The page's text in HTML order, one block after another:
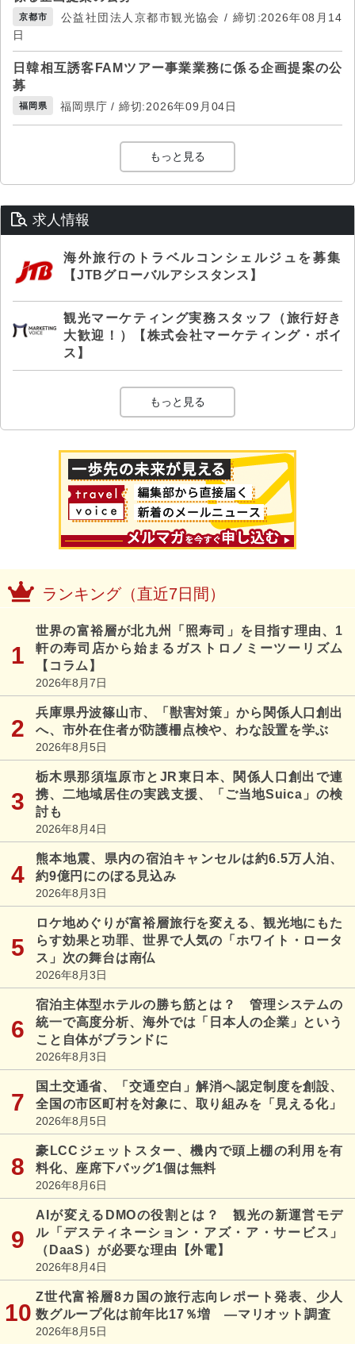
京都市
公益社団法人京都市観光協会 / 締切:2026年08月14
日
日韓相互誘客FAMツアー事業業務に係る企画提案の公
募
福岡県 福岡県庁 / 締切:2026年09月04日
もっと見る
求人情報
海外旅行のトラベルコンシェルジュを募集
【JTBグローバルアシスタンス】
観光マーケティング実務スタッフ（旅行好き
大歓迎！）【株式会社マーケティング・ボイ
ス】
もっと見る
ランキング（直近7日間）
世界の富裕層が北九州「照寿司」を目指す理由、1
軒の寿司店から始まるガストロノミーツーリズム
【コラム】
2026年8月7日
兵庫県丹波篠山市、「獣害対策」から関係人口創出
へ、市外在住者が防護柵点検や、わな設置を学ぶ
2026年8月5日
栃木県那須塩原市とJR東日本、関係人口創出で連
携、二地域居住の実践支援、「ご当地Suica」の検
討も
2026年8月4日
熊本地震、県内の宿泊キャンセルは約6.5万人泊、
約9億円にのぼる見込み
2026年8月3日
ロケ地めぐりが富裕層旅行を変える、観光地にもた
らす効果と功罪、世界で人気の「ホワイト・ロータ
ス」次の舞台は南仏
2026年8月3日
宿泊主体型ホテルの勝ち筋とは？ 管理システムの
統一で高度分析、海外では「日本人の企業」という
こと自体がブランドに
2026年8月3日
国土交通省、「交通空白」解消へ認定制度を創設、
全国の市区町村を対象に、取り組みを「見える化」
2026年8月5日
豪LCCジェットスター、機内で頭上棚の利用を有
料化、座席下バッグ1個は無料
2026年8月6日
AIが変えるDMOの役割とは？ 観光の新運営モデ
ル「デスティネーション・アズ・ア・サービス」
（DaaS）が必要な理由【外電】
2026年8月4日
Z世代富裕層8カ国の旅行志向レポート発表、少人
数グループ化は前年比17％増 ―マリオット調査
2026年8月5日